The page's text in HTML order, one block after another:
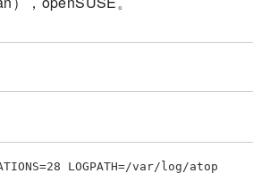
LOGPATH=/var/log/atop